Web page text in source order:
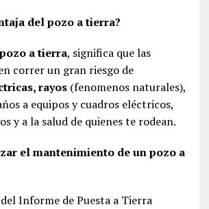
del pozo a tierra?
pozo a tierra, significa que las
correr un gran riesgo de
rayos(fenomenos naturales),
a equipos y cuadros eléctricos,
y a la salud de quienes te rodean.
el mantenimiento de un pozo a
Informe de Puesta a Tierra